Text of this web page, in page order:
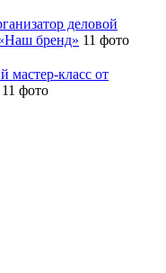
деловой
бренд» 11 фото
мастер-класс от
11 фото